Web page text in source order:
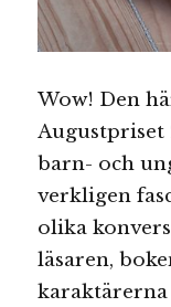
Wow! Den
Augustpriset
barn- och
verkligen
olika
läsaren,
karaktärerna